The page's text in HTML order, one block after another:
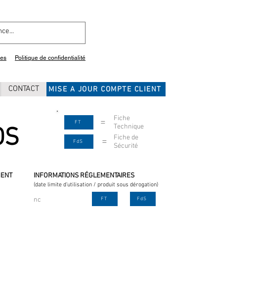
Politique de confidentialité
CONTACT MISE A JOUR COMPTE CLIENT
FT =
Fiche
Technique
FdS =
Fiche de
Sécurité
INFORMATIONS RÉGLEMENTAIRES
(date limite d'utilisation / produit sous dérogation)
nc FT FdS